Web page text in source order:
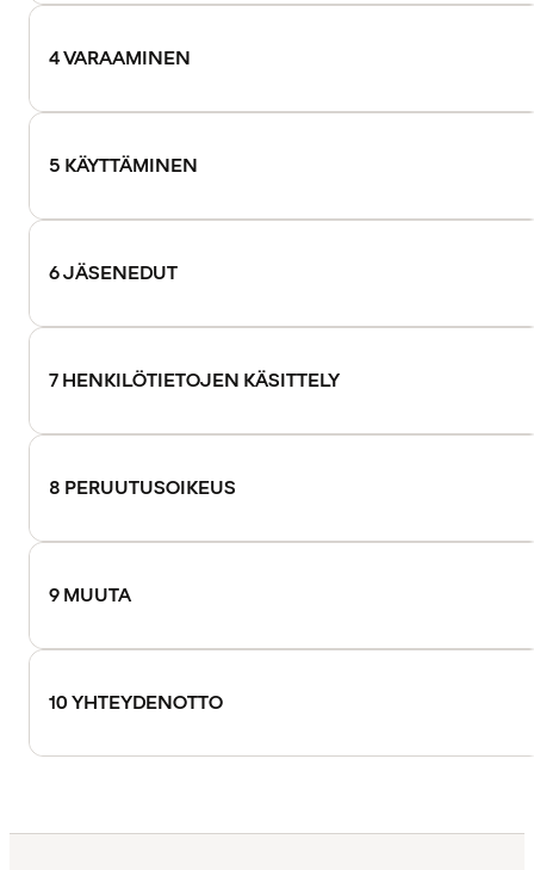
4 VARAAMINEN
5 KÄYTTÄMINEN
6 JÄSENEDUT
7 HENKILÖTIETOJEN KÄSITTELY
8 PERUUTUSOIKEUS
9 MUUTA
10 YHTEYDENOTTO